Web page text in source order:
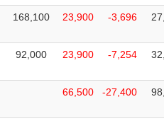
168,100 23,900 -3,696
92,000 23,900 -7,254
66,500 -27,400